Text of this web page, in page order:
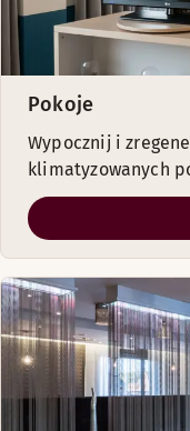
Pokoje
Wypocznij i
klimatyzowanych